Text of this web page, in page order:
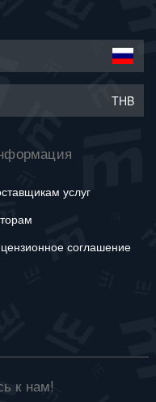
THB
услуг
соглашение
к нам!